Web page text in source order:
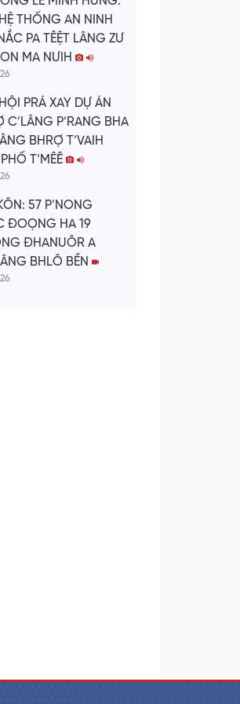
THỐNG AN NINH
PA TÊỆT LÂNG ZƯ
MA NƯIH
PRÁ XAY DỰ ÁN
C’LÂNG P’RANG BHA
BHRỢ T’VAIH
T’MÊÊ
57 P’NONG
ĐOỌNG HA 19
ĐHANUÔR A
BHLÔ BỀN